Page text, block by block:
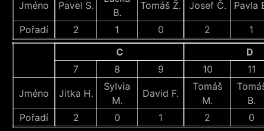
Jméno Pavel S.
B.
Tomáš Ž. Josef Č. Pavla
Pořadí 2 1 0 2
1
C
D
7
8 9 10 11
Jméno Jitka H.
Sylvia
M.
David F.
Tomáš
M.
B.
Pořadí
2 0 1 2
0